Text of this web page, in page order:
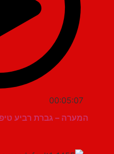
00:05:07
המערה – גברת רביע טיפול זוגי 5:55